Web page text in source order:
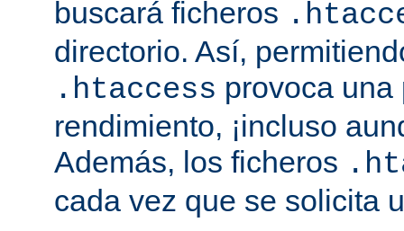
buscará ficheros
directorio. Así,
.htaccess provoca una
rendimiento, ¡incluso
Además, los ficheros
cada vez que se solicita